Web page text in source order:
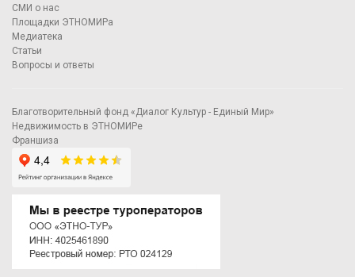
СМИ о нас
Площадки ЭТНОМИРа
Медиатека
Статьи
Вопросы и ответы
Благотворительный фонд «Диалог Культур - Единый Мир»
Недвижимость в ЭТНОМИРе
Франшиза